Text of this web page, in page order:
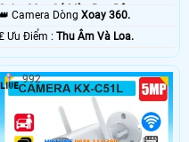
Color 30m Có Màu Ban Ðêm.
👑 Camera DòngXoay 360.
️₤ Ưu Điểm :Thu Âm Và Loa.
992